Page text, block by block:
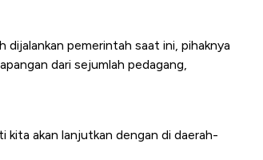
dijalankan pemerintah saat ini, pihaknya
dari sejumlah pedagang,
kita akan lanjutkan dengan di daerah-